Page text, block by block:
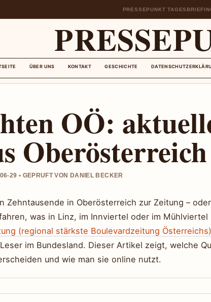
PRESSEPUNKT
ÜBER UNS KONTAKT GESCHICHTE
OÖ:
Oberösterreich
29 • GEPRUFT VON DANIEL BECKER
Zehntausende in Oberösterreich zur Zeitung –
was in Linz, im Innviertel oder im Mühlviertel
(regional stärkste Boulevardzeitung Österreichs)
im Bundesland. Dieser Artikel zeigt, welche
und wie man sie online nutzt.